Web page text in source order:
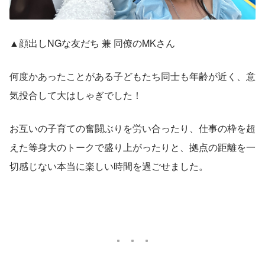
▲顔出しNGな友だち 兼 同僚のMKさん
何度かあったことがある子どもたち同士も年齢が近く、意
気投合して大はしゃぎでした！
お互いの子育ての奮闘ぶりを労い合ったり、仕事の枠を超
えた等身大のトークで盛り上がったりと、拠点の距離を一
切感じない本当に楽しい時間を過ごせました。